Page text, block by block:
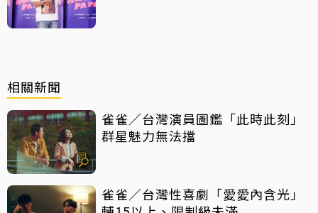
相關新聞
雀雀／台灣演員圖鑑「此時此刻」
群星魅力無法擋
雀雀／台灣性喜劇「愛愛內含光」